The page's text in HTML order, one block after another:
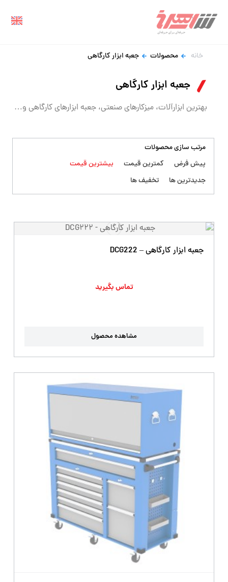
خانه محصولات جعبه ابزار کارگاهی
جعبه ابزار کارگاهی
بهترین ابزارآلات، میزکارهای صنعتی، جعبه ابزارهای کارگاهی و…
مرتب سازی محصولات
پیش فرض
کمترین قیمت
بیشترین قیمت
جدیدترین ها
تخفیف ها
جعبه ابزار کارگاهی – DCG222
تماس بگیرید
مشاهده محصول